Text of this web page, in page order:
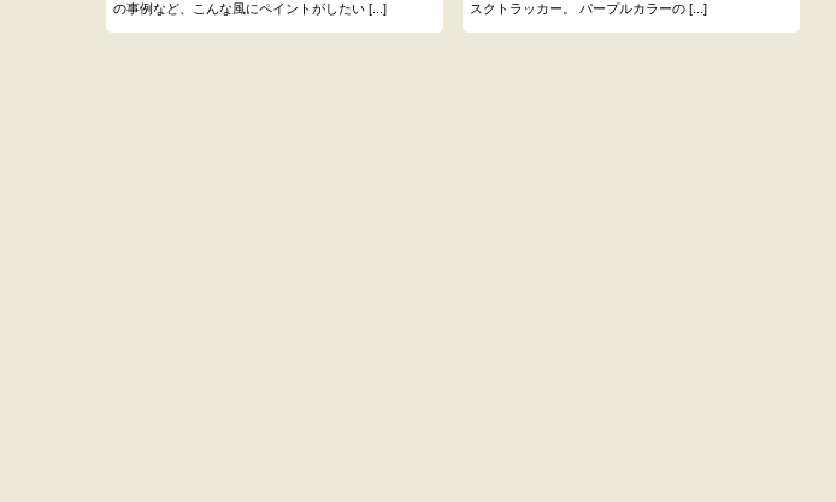
の事例など、こんな風にペイントがしたい [...]
スクトラッカー。 パープルカラーの [...]